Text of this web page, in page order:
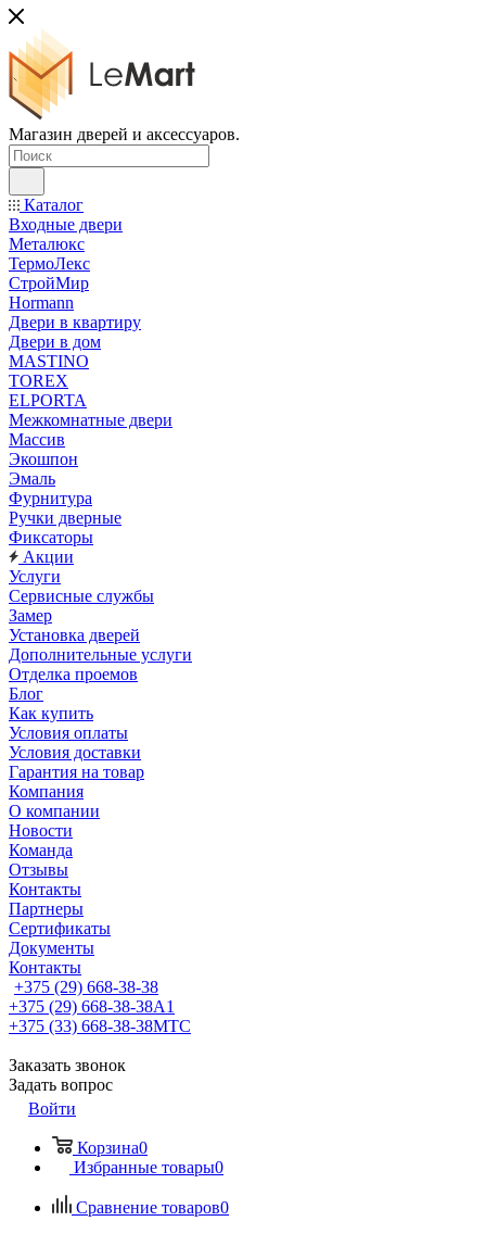
Магазин дверей и аксессуаров.
Каталог
Входные двери
Металюкс
ТермоЛекс
СтройМир
Hormann
Двери в квартиру
Двери в дом
MASTINO
TOREX
ELPORTA
Межкомнатные двери
Массив
Экошпон
Эмаль
Фурнитура
Ручки дверные
Фиксаторы
Акции
Услуги
Сервисные службы
Замер
Установка дверей
Дополнительные услуги
Отделка проемов
Блог
Как купить
Условия оплаты
Условия доставки
Гарантия на товар
Компания
О компании
Новости
Команда
Отзывы
Контакты
Партнеры
Сертификаты
Документы
Контакты
+375 (29) 668-38-38
+375 (29) 668-38-38A1
+375 (33) 668-38-38МТС
Заказать звонок
Задать вопрос
Войти
Корзина0
Избранные товары0
Сравнение товаров0